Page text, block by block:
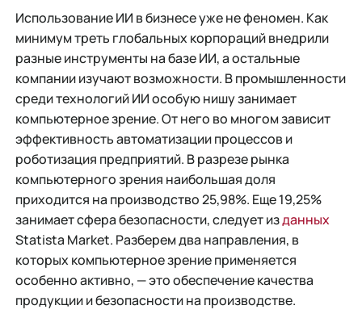
Использование ИИ в бизнесе уже не феномен. Как
минимум треть глобальных корпораций внедрили
разные инструменты на базе ИИ, а остальные
компании изучают возможности. В промышленности
среди технологий ИИ особую нишу занимает
компьютерное зрение. От него во многом зависит
эффективность автоматизации процессов и
роботизация предприятий. В разрезе рынка
компьютерного зрения наибольшая доля
приходится на производство 25,98%. Еще 19,25%
занимает сфера безопасности, следует изданных
Statista Market. Разберем два направления, в
которых компьютерное зрение применяется
особенно активно, — это обеспечение качества
продукции и безопасности на производстве.